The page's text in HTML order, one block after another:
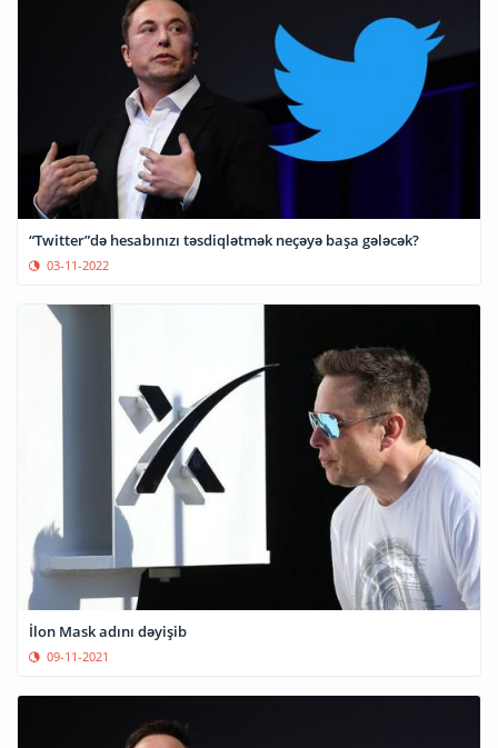
“Twitter”də hesabınızı təsdiqlətmək neçəyə başa gələcək?
03-11-2022
İlon Mask adını dəyişib
09-11-2021